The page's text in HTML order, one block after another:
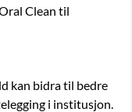
Clean til
kan bidra til bedre
i institusjon.